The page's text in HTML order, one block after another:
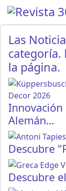
Las
categoría.
la página.
Innovación
Alemán…
Descubre
Descubre